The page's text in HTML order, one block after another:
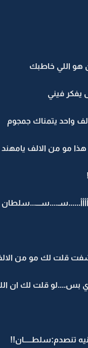
هو اللي خاطبك
يفكر فيني
ألف واحد يتمناك جمجوم
مو من الالف يامهند
قلت لك مو من
بس....لو قلت لك ان
تنصدم:سلطـــــان!!